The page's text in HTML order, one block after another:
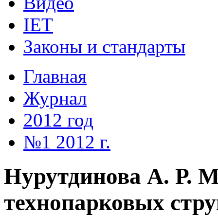
IET
Законы и стандарты
Главная
Журнал
2012 год
№1 2012 г.
Нурутдинова А. Р.
технопарковых